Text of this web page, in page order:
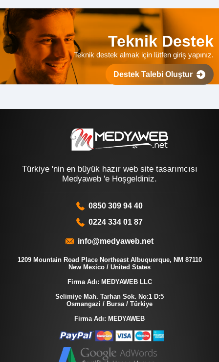
Teknik Destek
Teknik destek almak için lütfen giriş yapınız.
Destek Talebi Oluştur
Türkiye 'nin en büyük hazır web site tasarımcısı
Medyaweb 'e Hoşgeldiniz.
0850 309 94 40
0224 334 01 87
info@medyaweb.net
1209 Mountain Road Place Northeast Albuquerque, NM 87110
New Mexico / United States
Firma Adı: MEDYAWEB LLC
Selimiye Mah. Tarhan Sok. No:1 D:5
Osmangazi / Bursa / Türkiye
Firma Adı: MEDYAWEB